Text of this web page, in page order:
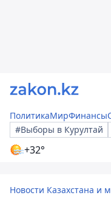
ПолитикаМирФинансы
#Выборы в Курултай
+32°
Новости Казахстана и